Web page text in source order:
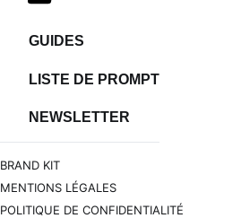
GUIDES
LISTE DE PROMPT
NEWSLETTER
BRAND KIT
MENTIONS LÉGALES
POLITIQUE DE CONFIDENTIALITÉ